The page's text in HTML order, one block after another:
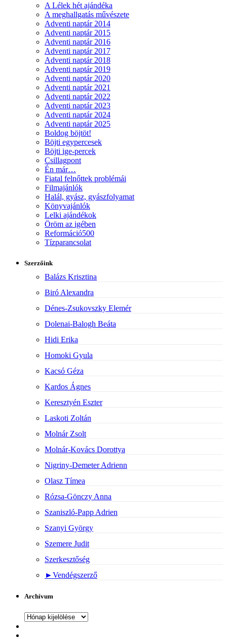
A Lélek hét ajándéka
A meghallgatás művészete
Adventi naptár 2014
Adventi naptár 2015
Adventi naptár 2016
Adventi naptár 2017
Adventi naptár 2018
Adventi naptár 2019
Adventi naptár 2020
Adventi naptár 2021
Adventi naptár 2022
Adventi naptár 2023
Adventi naptár 2024
Adventi naptár 2025
Boldog böjtöt!
Böjti egypercesek
Böjti ige-percek
Csillagpont
Én már…
Fiatal felnőttek problémái
Filmajánlók
Halál, gyász, gyászfolyamat
Könyvajánlók
Lelki ajándékok
Öröm az igében
Reformáció500
Tízparancsolat
Szerzőink
Balázs Krisztina
Biró Alexandra
Dénes-Zsukovszky Elemér
Dolenai-Balogh Beáta
Hidi Erika
Homoki Gyula
Kacsó Géza
Kardos Ágnes
Keresztyén Eszter
Laskoti Zoltán
Molnár Zsolt
Molnár-Kovács Dorottya
Nigriny-Demeter Adrienn
Olasz Tímea
Rózsa-Gönczy Anna
Szaniszló-Papp Adrien
Szanyi György
Szemere Judit
Szerkesztőség
►Vendégszerző
Archívum
Archívum